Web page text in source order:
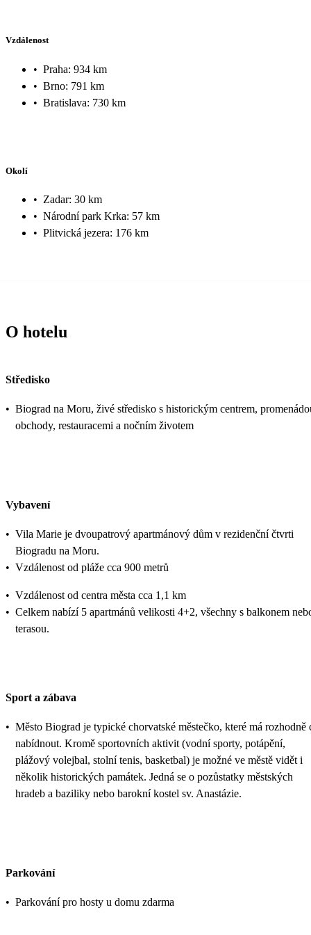
Vzdálenost
• Praha: 934 km
• Brno: 791 km
• Bratislava: 730 km
Okolí
• Zadar: 30 km
• Národní park Krka: 57 km
• Plitvická jezera: 176 km
O hotelu
Středisko
• Biograd na Moru, živé středisko s historickým centrem,
obchody, restauracemi a nočním životem
Vybavení
• Vila Marie je dvoupatrový apartmánový dům v rezidenční čtvrti
Biogradu na Moru.
• Vzdálenost od pláže cca 900 metrů
• Vzdálenost od centra města cca 1,1 km
• Celkem nabízí 5 apartmánů velikosti 4+2, všechny s balkonem
terasou.
Sport a zábava
• Město Biograd je typické chorvatské městečko, které má rozhodně
nabídnout. Kromě sportovních aktivit (vodní sporty, potápění,
plážový volejbal, stolní tenis, basketbal) je možné ve městě vidět i
několik historických památek. Jedná se o pozůstatky městských
hradeb a baziliky nebo barokní kostel sv. Anastázie.
Parkování
• Parkování pro hosty u domu zdarma